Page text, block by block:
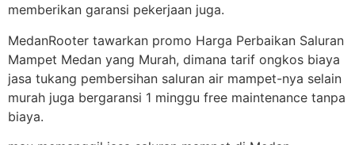
memberikan garansi pekerjaan juga.
MedanRooter tawarkan promo Harga Perbaikan Saluran
Mampet Medan yang Murah, dimana tarif ongkos biaya
jasa tukang pembersihan saluran air mampet-nya selain
murah juga bergaransi 1 minggu free maintenance tanpa
biaya.